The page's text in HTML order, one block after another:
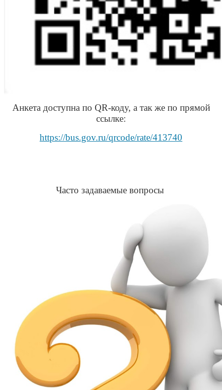
Анкета доступна по QR-коду, а так же по прямой
ссылке:
https://bus.gov.ru/qrcode/rate/413740
Часто задаваемые вопросы